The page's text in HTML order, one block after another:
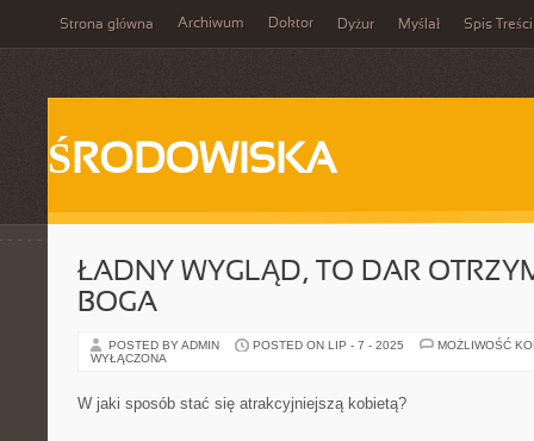
Strona główna Archiwum Doktor Dyżur Myślał Spis Treści
ŚRODOWISKA
ŁADNY WYGLĄD, TO DAR
BOGA
POSTED BY ADMIN POSTED ON LIP - 7 - 2025
MOŻLIWOŚĆ
WYŁĄCZONA
W jaki sposób stać się atrakcyjniejszą kobietą?